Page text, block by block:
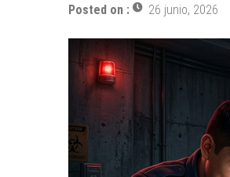
Posted on : 26 junio, 2026